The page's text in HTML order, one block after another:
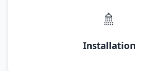
🚿
Installation